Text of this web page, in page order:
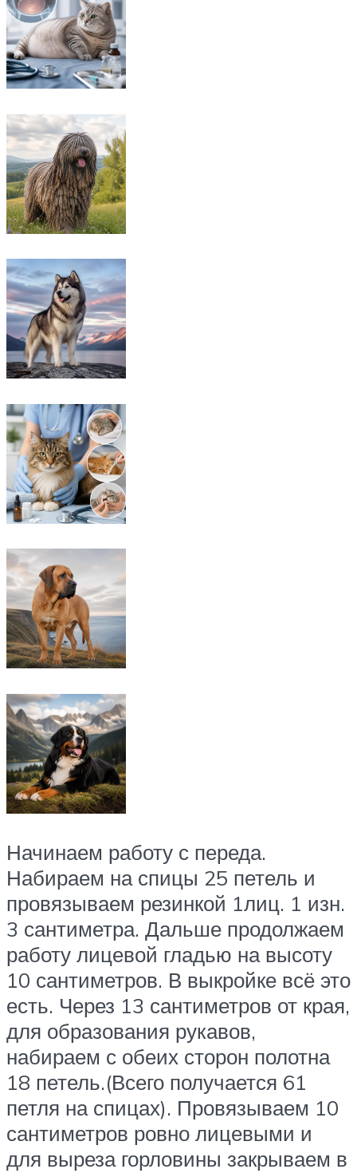
Начинаем работу с переда.
Набираем на спицы 25 петель и
провязываем резинкой 1лиц. 1 изн.
3 сантиметра. Дальше продолжаем
работу лицевой гладью на высоту
10 сантиметров. В выкройке всё это
есть. Через 13 сантиметров от края,
для образования рукавов,
набираем с обеих сторон полотна
18 петель.(Всего получается 61
петля на спицах). Провязываем 10
сантиметров ровно лицевыми и
для выреза горловины закрываем в